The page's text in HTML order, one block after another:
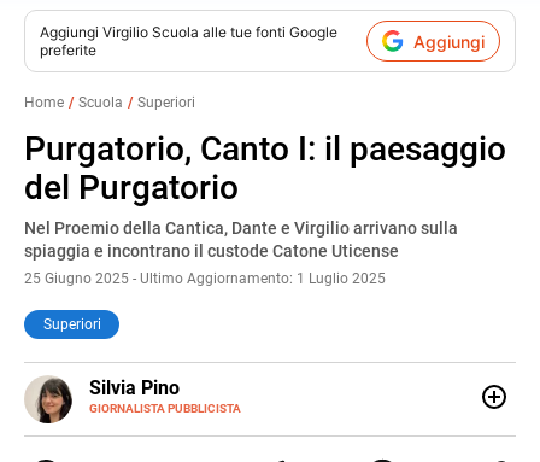
contenuto
Aggiungi Virgilio Scuola alle tue fonti Google
preferite
Aggiungi
Home Scuola Superiori
Purgatorio, Canto I: il paesaggio
del Purgatorio
Nel Proemio della Cantica, Dante e Virgilio arrivano sulla
spiaggia e incontrano il custode Catone Uticense
25 Giugno 2025 - Ultimo Aggiornamento: 1 Luglio 2025
Superiori
Silvia Pino
GIORNALISTA PUBBLICISTA
E-
MAIL